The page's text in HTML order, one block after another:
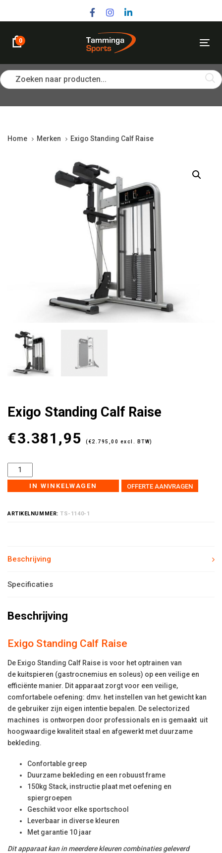
navigation
content
0
Zoeken naar producten...
Home Merken Exigo Standing Calf Raise
Exigo Standing Calf Raise
€3.381,95 (€2.795,00 excl. BTW)
IN WINKELWAGEN OFFERTE AANVRAGEN
ARTIKELNUMMER:TS-1140-1
Beschrijving
Specificaties
Beschrijving
Exigo Standing Calf Raise
De Exigo Standing Calf Raise is voor het optrainen van
de kuitspieren (gastrocnemius en soleus) op een veilige en
efficiënte manier. Dit apparaat zorgt voor een veilige,
comfortabele oefening: dmv. het instellen van het gewicht kan
de gebruiker zijn eigen intentie bepalen. De selectorized
machines is ontworpen door professionals en is gemaakt uit
hoogwaardige kwaliteit staal en afgewerkt met duurzame
bekleding.
Confortable greep
Duurzame bekleding en een robuust frame
150kg Stack, instructie plaat met oefening en
spiergroepen
Geschikt voor elke sportschool
Leverbaar in diverse kleuren
Met garantie 10 jaar
Dit apparaat kan in meerdere kleuren combinaties geleverd